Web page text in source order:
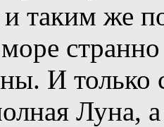
таким же
И только
Луна,